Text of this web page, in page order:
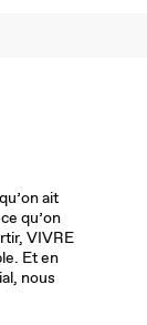
ait
qu’on
VIVRE
Et en
nous